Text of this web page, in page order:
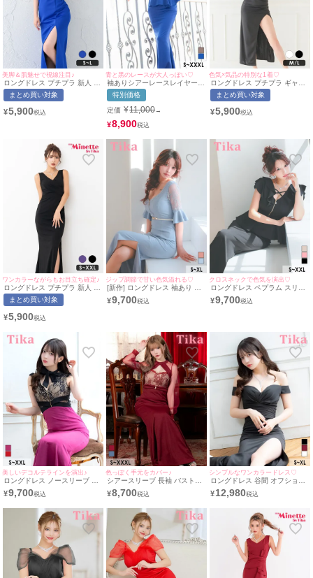
美脚＆肌魅せで視線注目♪
ロングドレス プチプラ 新人 タ
イト オフショル スリット セク
シー キャミソール 谷間 リボン
用/S~Lサイズ対応) |
まとめ買い対象
¥5,900
青と黒のレースが大人っぽい♡
袖ありシアーレースレイヤード
ウエストベルトペプラム切り替
えバックスリットストレッチタ
イトロングドレス (Sサイズ～
XXXLサイズ) (せいせい/キャバ
ドレス着用) [Tika/ティカ]
特別価格
定価 ¥11,000→
¥8,900
色気×気品の特別な1着♡
ロングドレス プチプラ ギャル
タイト オフショル スリット セ
クシー ラウンジ レース 谷間
ス (波北かほ着用/M〜Lサイズ
まとめ買い対象
¥5,900
ワンカラーながらもお目立ち確定♪
ロングドレス プチプラ 新人 タ
イト スリット セクシー ラウ
ンジ ノースリーブ スナック ワ
ぴたん着用/S〜XXLサイズ対
まとめ買い対象
¥5,900
ジップ調節で甘い色気溢れる♡
[新作] ロングドレス 袖あり ジ
ップ 谷間 レース スリット ス
トレッチ ベルト付き ベルスリ
用)［tk-ld1281l-ha］ [Tika/ティ
¥9,700
クロスネックで色気を演出♡
ロングドレス ペプラム スリッ
ト ノースリーブ ストレッチ ジ
ップ フリル袖 クロスネック ワ
[Tika/ティカ]
¥9,700
美しいデコルテラインを演出♪
ロングドレス ノースリーブ ネ
ックリボン ジップ 谷間 ヌーデ
ィーレース ストレッチ くびれ
XL XXL タイト キャバドレス
(黒嵜菜々子着用)［tk-ld1218l-
h］ [Tika/ティカ]
¥9,700
色っぽく手元をカバー♪
シアースリーブ 長袖 バストカ
ット レース バックスリット タ
イトロングドレス (Sサイズ～
バドレス着用) [Tika/ティカ]
¥8,700
シンプルなワンカラードレス♡
ロングドレス 谷間 オフショル
ダー 大人 シンプル スリット
ストレッチ ハートカット ギャ
黒 タイト キャバドレス (黒嵜
菜々子着用)［tk-ld91851b］
[Tika/ティカ]
¥12,980